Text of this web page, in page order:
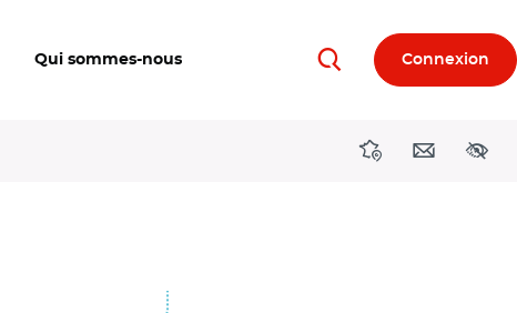
Qui sommes-nous RechercherConnexion
DirectionsContact